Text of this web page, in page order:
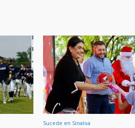
Sucede en Sinaloa